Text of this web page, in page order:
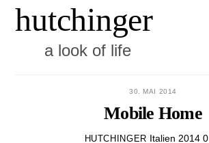
Skiphutchinger
a look of life
30. MAI 2014
Mobile Home
HUTCHINGER Italien 2014 0